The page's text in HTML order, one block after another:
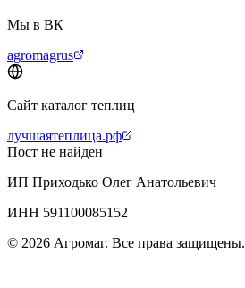
Мы в ВК
agromagrus
Сайт каталог теплиц
лучшаятеплица.рф
Пост не найден
ИП Приходько Олег Анатольевич
ИНН 591100085152
© 2026 Агромаг. Все права защищены.